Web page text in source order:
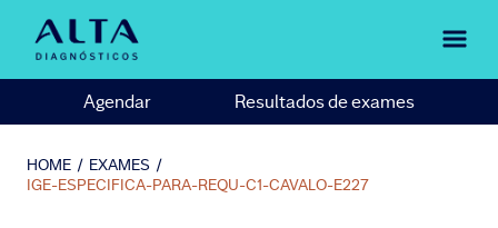
Agendar Resultados de exames
HOME / EXAMES /
IGE-ESPECIFICA-PARA-REQU-C1-CAVALO-E227